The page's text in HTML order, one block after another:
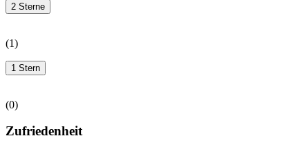
2 Sterne
(1)
1 Stern
(0)
Zufriedenheit